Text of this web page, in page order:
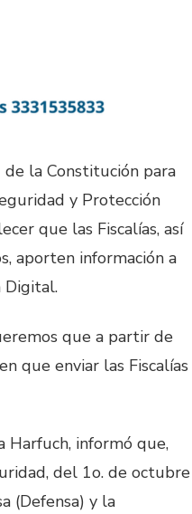
la Constitución para
y Protección
que las Fiscalías, así
aporten información a
Digital.
que a partir de
que enviar las Fiscalías
Harfuch, informó que,
del 1o. de octubre
(Defensa) y la